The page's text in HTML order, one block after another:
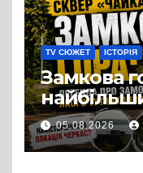
TV СЮЖЕТ ІСТОРІЯ
Замкова
міф
05.08.2026